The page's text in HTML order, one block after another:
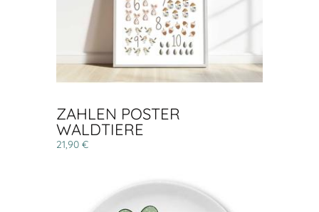
ZAHLEN POSTER
WALDTIERE
21,90 €